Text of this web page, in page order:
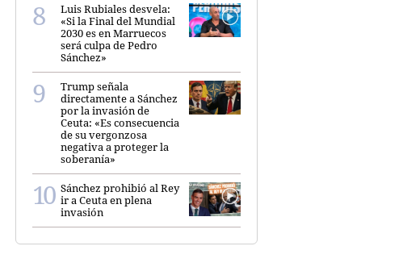
Luis Rubiales desvela:
«Si la Final del Mundial
2030 es en Marruecos
será culpa de Pedro
Sánchez»
Trump señala
directamente a Sánchez
por la invasión de
Ceuta: «Es consecuencia
de su vergonzosa
negativa a proteger la
soberanía»
Sánchez prohibió al Rey
ir a Ceuta en plena
invasión